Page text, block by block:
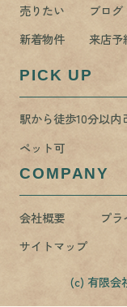
売りたい
ブログ
新着物件
来店予
PICK UP
駅から徒歩10分以内
ペット可
COMPANY
会社概要 プ
サイトマップ
(c) 有限会